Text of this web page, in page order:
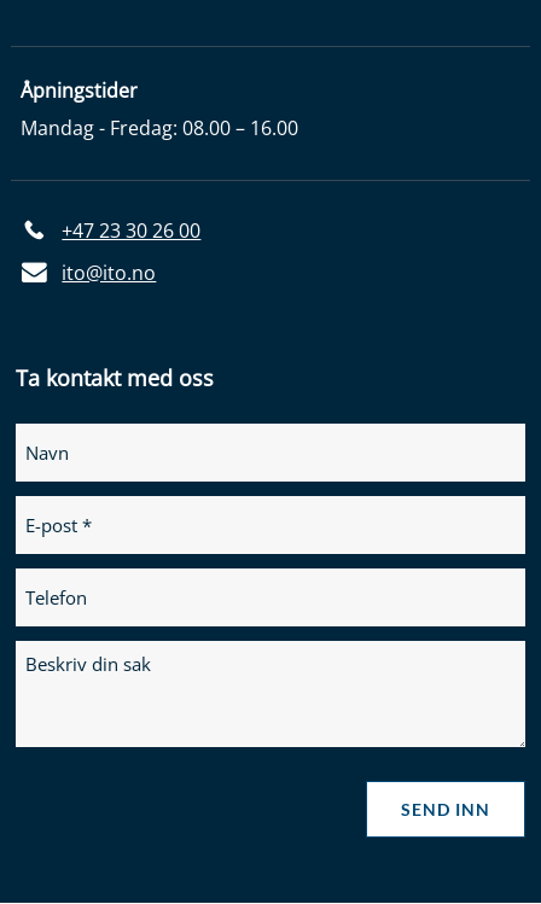
Åpningstider
Mandag - Fredag: 08.00 – 16.00
+47 23 30 26 00
ito@ito.no
Ta kontakt med oss